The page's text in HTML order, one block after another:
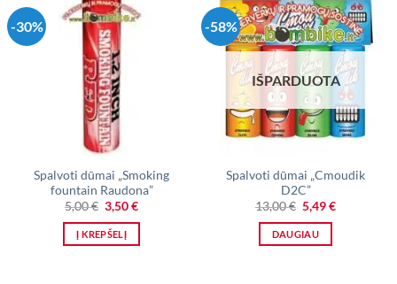
-30%
Spalvoti dūmai „Smoking
fountain Raudona”
5,00€ Original
price
was:
5,00 €.
3,50€Current
is:
Į KREPŠELĮ
-58%
IŠPARDUOTA
Spalvoti dūmai „Cmoudik
D2C”
13,00€ Original
price
was:
13,00 €.
5,49€Current
DAUGIAU